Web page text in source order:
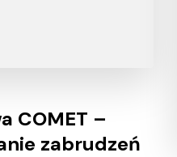
COMET –
zabrudzeń